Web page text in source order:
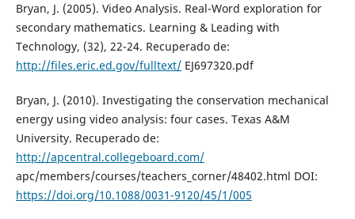
Bryan, J. (2005). Video Analysis. Real-Word exploration for
secondary mathematics. Learning & Leading with
Technology, (32), 22-24. Recuperado de:
http://files.eric.ed.gov/fulltext/EJ697320.pdf
Bryan, J. (2010). Investigating the conservation mechanical
energy using video analysis: four cases. Texas A&M
University. Recuperado de:
http://apcentral.collegeboard.com/
apc/members/courses/teachers_corner/48402.html DOI:
https://doi.org/10.1088/0031-9120/45/1/005